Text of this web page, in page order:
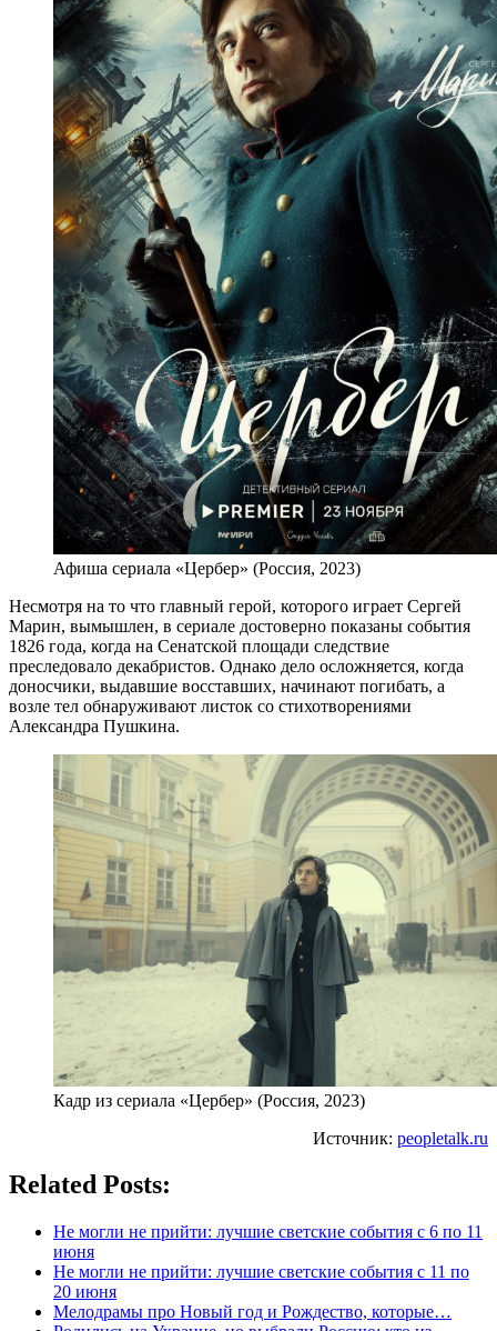
Афиша сериала «Цербер» (Россия, 2023)
Несмотря на то что главный герой, которого играет Сергей
Марин, вымышлен, в сериале достоверно показаны события
1826 года, когда на Сенатской площади следствие
преследовало декабристов. Однако дело осложняется, когда
доносчики, выдавшие восставших, начинают погибать, а
возле тел обнаруживают листок со стихотворениями
Александра Пушкина.
Кадр из сериала «Цербер» (Россия, 2023)
Источник: peopletalk.ru
Related Posts:
Не могли не прийти: лучшие светские события с 6 по 11
июня
Не могли не прийти: лучшие светские события с 11 по
20 июня
Мелодрамы про Новый год и Рождество, которые…